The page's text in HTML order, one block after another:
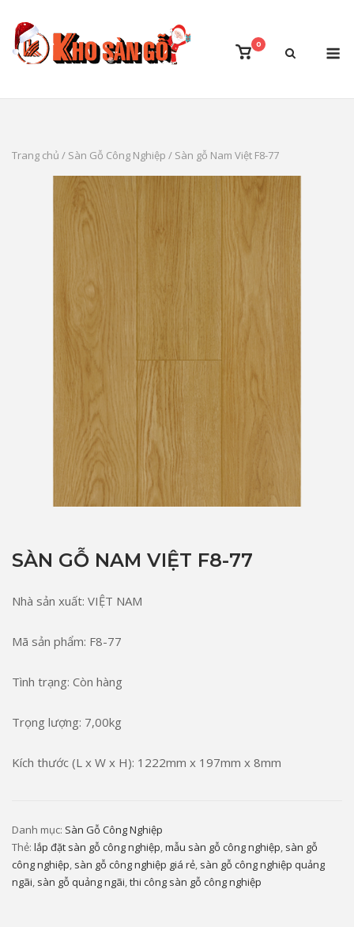
content
View
0
Trang chủ / Sàn Gỗ Công Nghiệp / Sàn gỗ Nam Việt F8-77
SÀN GỖ NAM VIỆT F8-77
Nhà sản xuất: VIỆT NAM
Mã sản phẩm: F8-77
Tình trạng: Còn hàng
Trọng lượng: 7,00kg
Kích thước (L x W x H): 1222mm x 197mm x 8mm
Danh mục: Sàn Gỗ Công Nghiệp
Thẻ: lắp đặt sàn gỗ công nghiệp,mẫu sàn gỗ công nghiệp, sàn gỗ
công nghiệp, sàn gỗ công nghiệp giá rẻ, sàn gỗ công nghiệp quảng
ngãi, sàn gỗ quảng ngãi,thi công sàn gỗ công nghiệp